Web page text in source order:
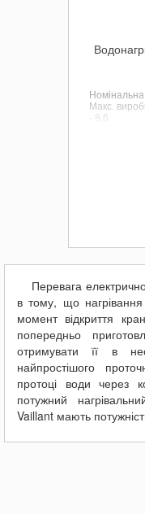
Макс.
- 8,6
Перевага
в тому, що нагрівання
момент відкриття
попередньо
отримувати її в
найпростішого
протоці води через
потужний
Vaillant мають